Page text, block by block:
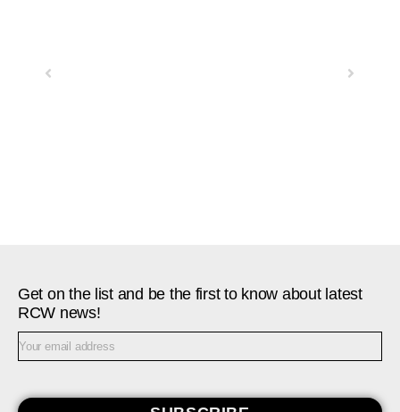
Get on the list and be the first to know about latest
RCW news!